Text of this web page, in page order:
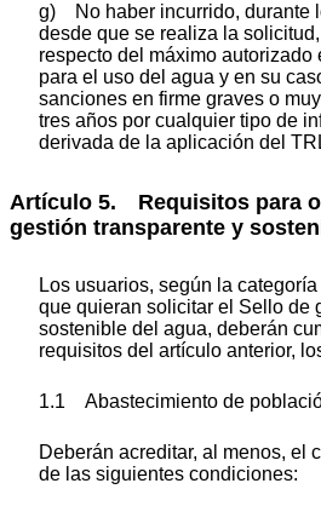
g) No haber incurrido, durante
desde que se realiza la
respecto del máximo
para el uso del agua y en su
sanciones en firme graves o
tres años por cualquier tipo de
derivada de la aplicación del
Artículo 5. Requisitos para
gestión transparente y
Los usuarios, según la
que quieran solicitar el Sello de
sostenible del agua, deberán
requisitos del artículo anterior,
1.1 Abastecimiento de
Deberán acreditar, al menos, el
de las siguientes condiciones: